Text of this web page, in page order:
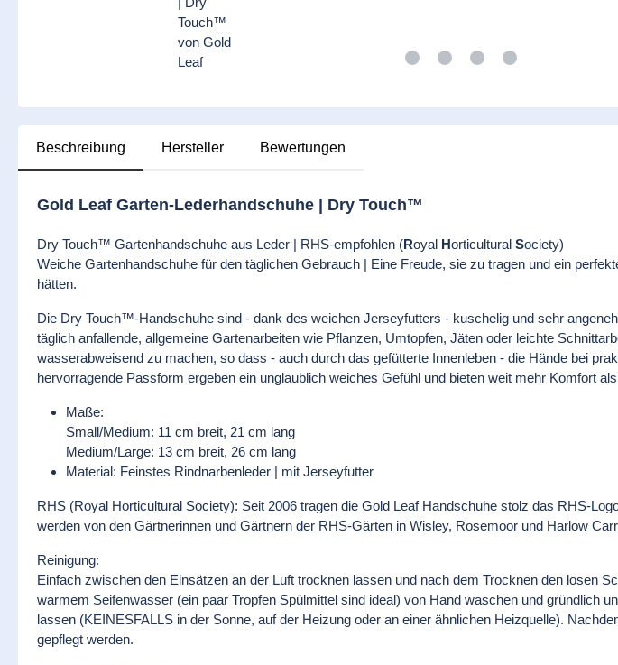
Beschreibung Hersteller Bewertungen
Gold Leaf Garten-Lederhandschuhe | Dry Touch™
Dry Touch™ Gartenhandschuhe aus Leder | RHS-empfohlen (Royal Horticultural Society)
Weiche Gartenhandschuhe für den täglichen Gebrauch | Eine Freude, sie zu tragen und ein
hätten.
Die Dry Touch™-Handschuhe sind - dank des weichen Jerseyfutters - kuschelig und sehr
täglich anfallende, allgemeine Gartenarbeiten wie Pflanzen, Umtopfen, Jäten oder leichte
wasserabweisend zu machen, so dass - auch durch das gefütterte Innenleben - die Hände bei
hervorragende Passform ergeben ein unglaublich weiches Gefühl und bieten weit mehr Komfort
Maße:
Small/Medium: 11 cm breit, 21 cm lang
Medium/Large: 13 cm breit, 26 cm lang
Material: Feinstes Rindnarbenleder | mit Jerseyfutter
RHS (Royal Horticultural Society): Seit 2006 tragen die Gold Leaf Handschuhe stolz das RHS-
werden von den Gärtnerinnen und Gärtnern der RHS-Gärten in Wisley, Rosemoor und Harlow
Reinigung:
Einfach zwischen den Einsätzen an der Luft trocknen lassen und nach dem Trocknen den losen
warmem Seifenwasser (ein paar Tropfen Spülmittel sind ideal) von Hand waschen und gründlich
lassen (KEINESFALLS in der Sonne, auf der Heizung oder an einer ähnlichen Heizquelle).
gepflegt werden.